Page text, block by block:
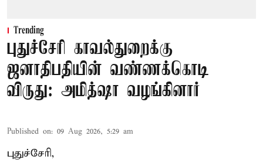
Trending
புதுச்சேரி காவல்துறைக்கு
ஜனாதிபதியின் வண்ணக்கொடி
விருது: அமித்ஷா வழங்கினார்
Published on: 09 Aug 2026, 5:29 am
புதுச்சேரி,